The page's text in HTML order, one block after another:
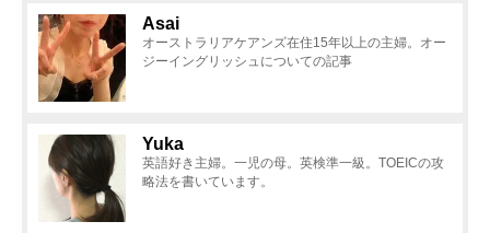
Asai
オーストラリアケアンズ在住15年以上の主婦。オー
ジーイングリッシュについての記事
Yuka
英語好き主婦。一児の母。英検準一級。TOEICの攻
略法を書いています。